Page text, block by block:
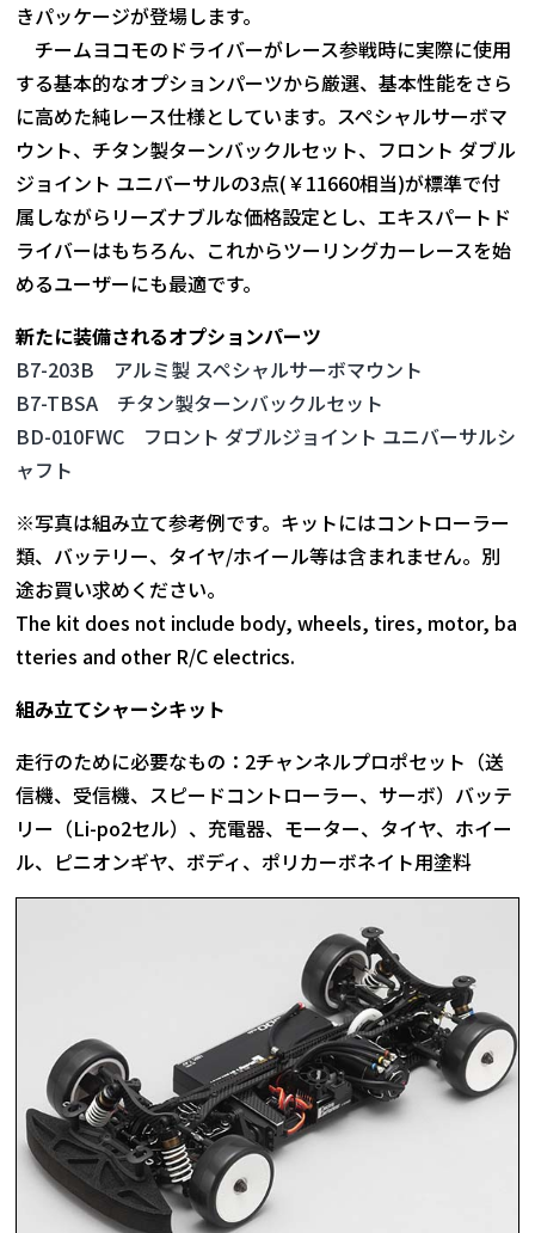
きパッケージが登場します。
チームヨコモのドライバーがレース参戦時に実際に使用
する基本的なオプションパーツから厳選、基本性能をさら
に高めた純レース仕様としています。スペシャルサーボマ
ウント、チタン製ターンバックルセット、フロント ダブル
ジョイント ユニバーサルの3点(￥11660相当)が標準で付
属しながらリーズナブルな価格設定とし、エキスパートド
ライバーはもちろん、これからツーリングカーレースを始
めるユーザーにも最適です。
新たに装備されるオプションパーツ
B7-203B アルミ製 スペシャルサーボマウント
B7-TBSA チタン製ターンバックルセット
BD-010FWC フロント ダブルジョイント ユニバーサルシ
ャフト
※写真は組み立て参考例です。キットにはコントローラー
類、バッテリー、タイヤ/ホイール等は含まれません。別
途お買い求めください。
The kit does not include body, wheels, tires, motor, ba
tteries and other R/C electrics.
組み立てシャーシキット
走行のために必要なもの：2チャンネルプロポセット（送
信機、受信機、スピードコントローラー、サーボ）バッテ
リー（Li-po2セル）、充電器、モーター、タイヤ、ホイー
ル、ピニオンギヤ、ボディ、ポリカーボネイト用塗料